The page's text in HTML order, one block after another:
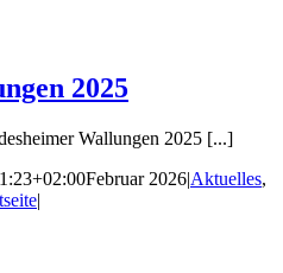
2025
Wallungen 2025 [...]
Februar 2026|Aktuelles,
|